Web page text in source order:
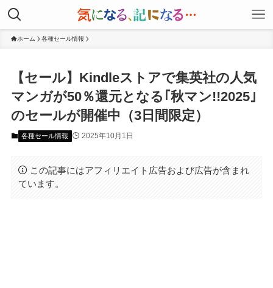
ホーム 各種セール情報
【セール】Kindleストアで集英社の人気
マンガが50％還元となる｢秋マン!!2025｣
のセールが開催中（3日間限定）
各種セール情報 2025年10月1日
この記事にはアフィリエイト広告および広告が含まれ
ています。